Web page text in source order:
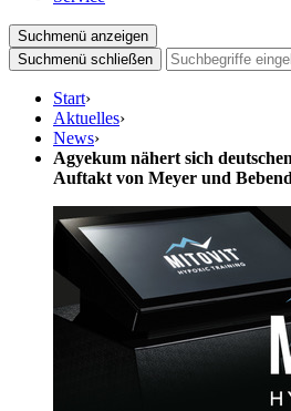
Suchmenü anzeigen
Suchmenü schließen
Start›
Aktuelles›
News›
Agyekum nähert sich
Auftakt von Meyer und